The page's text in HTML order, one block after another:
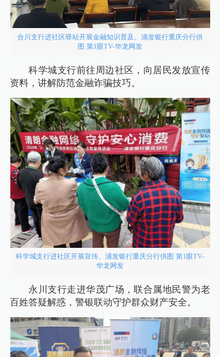
合川支行进社区驿站开展金融知识普及。浦发银行重庆分行供
图 第1眼TV-华龙网发
科学城支行前往周边社区，向居民发放宣传
资料，讲解防范金融诈骗技巧。
科学城支行进社区开展宣传。浦发银行重庆分行供图 第1眼TV-
华龙网发
永川支行走进华茂广场，联合属地民警为老
百姓答疑解惑，警银联动守护群众财产安全。